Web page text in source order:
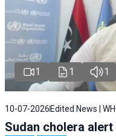
1 1 1
10-07-2026 Edited News |
Sudan cholera alert